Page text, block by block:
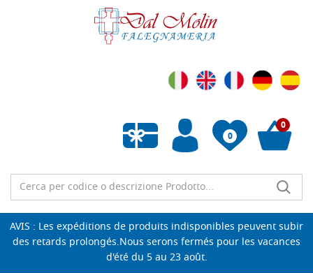
0
Liste de souhaits vide
0
AVIS : Les expéditions de produits indisponibles peuvent subir
des retards prolongés.Nous serons fermés pour les vacances
d'été du 5 au 23 août.